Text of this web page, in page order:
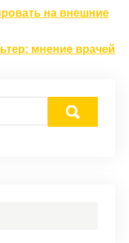
на внешние
мнение врачей